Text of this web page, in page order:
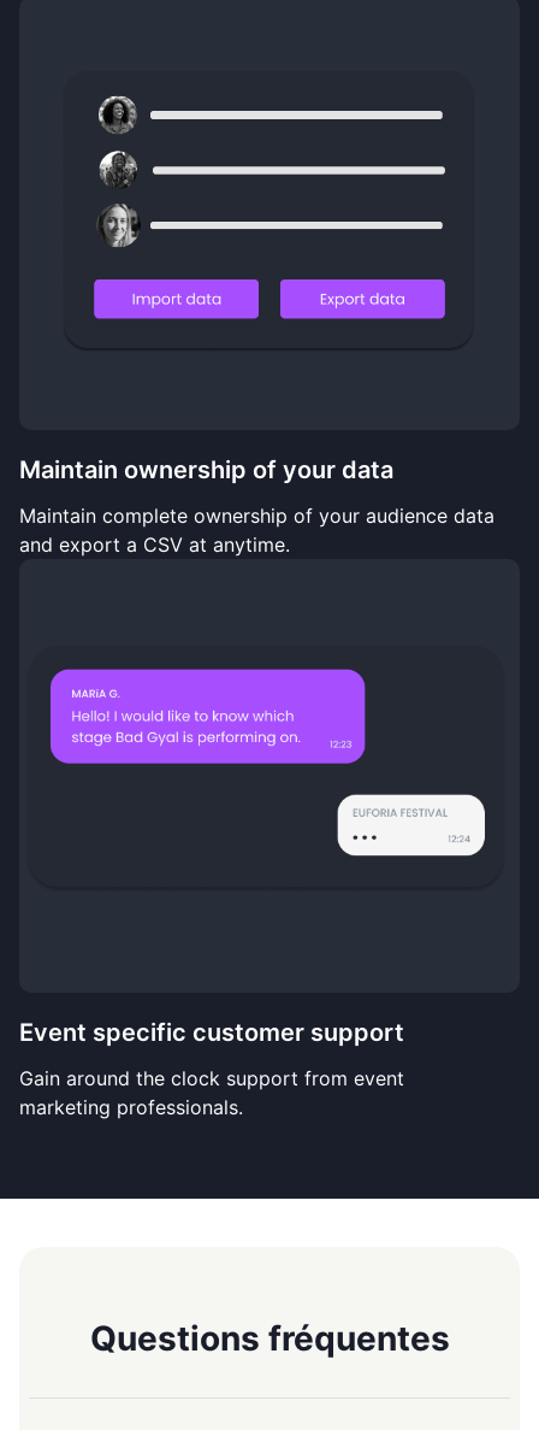
Maintain ownership of your data
Maintain complete ownership of your audience data
and export a CSV at anytime.
Event specific customer support
Gain around the clock support from event
marketing professionals.
Questions fréquentes